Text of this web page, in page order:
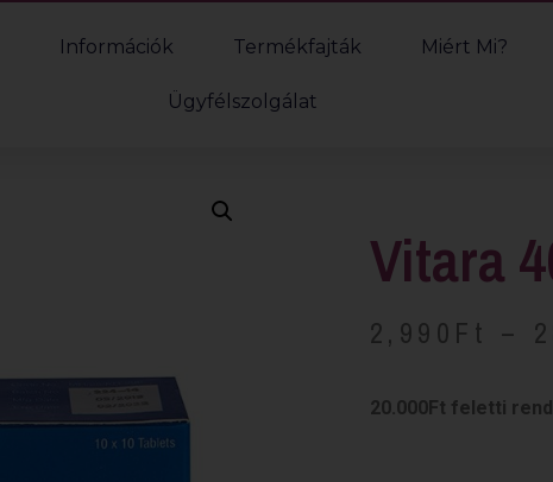
Információk Termékfajták Miért Mi?
Ügyfélszolgálat
Vitara
2,990 Ft –
20.000Ft feletti